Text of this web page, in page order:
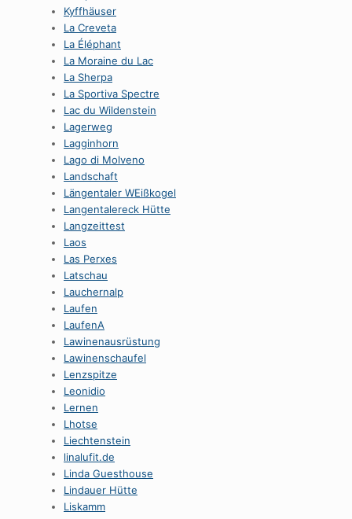
Kyffhäuser
La Creveta
La Éléphant
La Moraine du Lac
La Sherpa
La Sportiva Spectre
Lac du Wildenstein
Lagerweg
Lagginhorn
Lago di Molveno
Landschaft
Längentaler WEißkogel
Langentalereck Hütte
Langzeittest
Laos
Las Perxes
Latschau
Lauchernalp
Laufen
LaufenA
Lawinenausrüstung
Lawinenschaufel
Lenzspitze
Leonidio
Lernen
Lhotse
Liechtenstein
linalufit.de
Linda Guesthouse
Lindauer Hütte
Liskamm